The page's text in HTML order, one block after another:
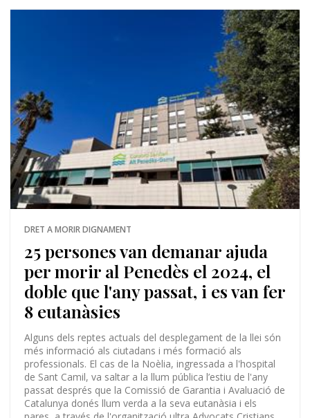
DRET A MORIR DIGNAMENT
25 persones van demanar ajuda
per morir al Penedès el 2024, el
doble que l'any passat, i es van fer
8 eutanàsies
Alguns dels reptes actuals del desplegament de la llei són
més informació als ciutadans i més formació als
professionals. El cas de la Noèlia, ingressada a l'hospital
de Sant Camil, va saltar a la llum pública l’estiu de l'any
passat després que la Comissió de Garantia i Avaluació de
Catalunya donés llum verda a la seva eutanàsia i els